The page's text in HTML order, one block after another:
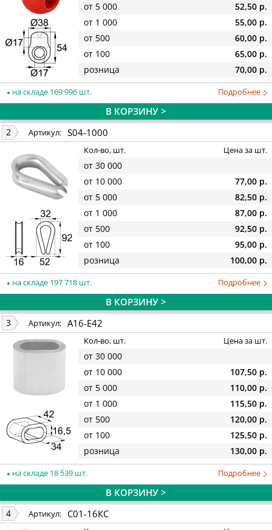
от 5 000
52,50 р.
от 1 000
55,00 р.
от 500
60,00 р.
от 100
65,00 р.
розница
70,00 р.
на складе 169 996 шт. Подробнее
В КОРЗИНУ >
2 Артикул: S04-1000
Кол-во, шт. Цена за шт.
от 30 000
от 10 000
77,00 р.
от 5 000
82,50 р.
от 1 000
87,00 р.
от 500
92,50 р.
от 100
95,00 р.
розница
100,00 р.
на складе 197 718 шт. Подробнее
В КОРЗИНУ >
3 Артикул: A16-E42
Кол-во, шт. Цена за шт.
от 30 000
от 10 000
107,50 р.
от 5 000
110,00 р.
от 1 000
115,50 р.
от 500
120,00 р.
от 100
125,50 р.
розница
130,00 р.
на складе 18 539 шт. Подробнее
В КОРЗИНУ >
4 Артикул: С01-16КС